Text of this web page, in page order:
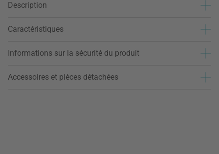
Description
Caractéristiques
Informations sur la sécurité du produit
Accessoires et pièces détachées